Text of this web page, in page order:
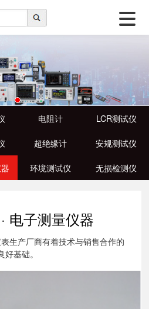
电阻计 LCR测试仪
超绝缘计 安规测试仪
环境测试仪 无损检测仪
电子测量仪器
生产厂商有着技术与销售合作的
好基础。